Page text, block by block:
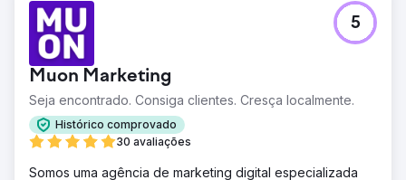
Desafio
A Perfect Afternoon redesenhou um site de viagens para
atender aos requisitos técnicos de SEO, melhorando o
desempenho e a visibilidade. Eles criaram páginas de
destino direcionadas, vincularam-nas a uma campanha
estratégica de anúncios pagos e alcançaram um sucesso
significativo ao aumentar o tráfego orgânico e as
conversões conquistadas.
Conduzimos uma extensa auditoria no local, identificamos
Muon Marketing
Seja encontrado. Consiga clientes. Cresça localmente.
Histórico comprovado
30 avaliações
5
Somos uma agência de marketing digital especializada